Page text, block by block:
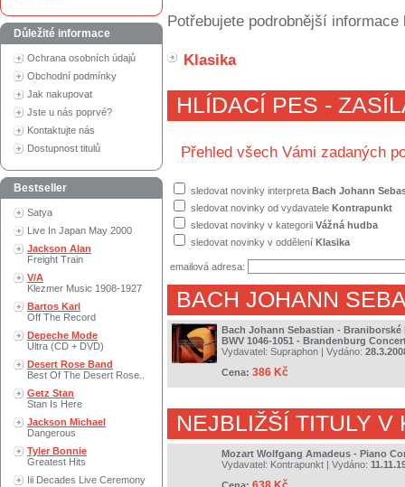
Důležité informace
Ochrana osobních údajů
Obchodní podmínky
Jak nakupovat
Jste u nás poprvé?
Kontaktujte nás
Dostupnost titulů
Bestseller
Satya
Live In Japan May 2000
Jackson Alan
Freight Train
V/A
Klezmer Music 1908-1927
Bartos Karl
Off The Record
Depeche Mode
Ultra (CD + DVD)
Desert Rose Band
Best Of The Desert Rose..
Getz Stan
Stan Is Here
Jackson Michael
Dangerous
Tyler Bonnie
Greatest Hits
Iii Decades Live Ceremony
Potřebujete podrobnější
Klasika
HLÍDACÍ PES -
Přehled všech Vámi zadaných
sledovat novinky interpreta Bach Johann
sledovat novinky od vydavatele Kontrapunkt
sledovat novinky v kategorii Vážná hudba
sledovat novinky v oddělení Klasika
emailová adresa:
BACH JOHANN
Bach Johann Sebastian - Braniborské
BWV 1046-1051 - Brandenburg
Vydavatel: Supraphon | Vydáno:
Cena: 386 Kč
NEJBLIŽŠÍ TITULY V
Mozart Wolfgang Amadeus - Piano
Vydavatel: Kontrapunkt | Vydáno: